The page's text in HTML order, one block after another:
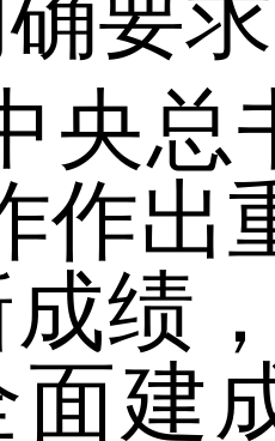
要
央总
作出
绩
面建